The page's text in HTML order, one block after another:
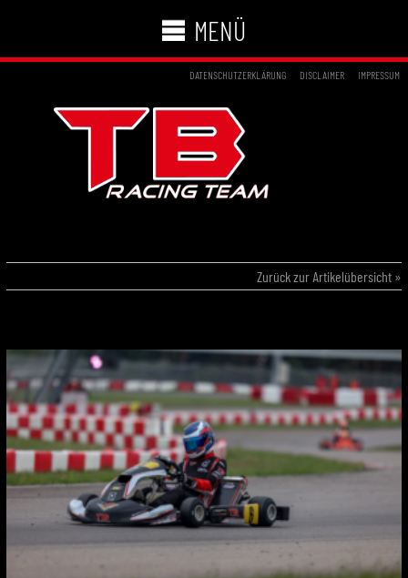
MENÜ
DATENSCHUTZERKLÄRUNG DISCLAIMER IMPRESSUM
Zurück zur Artikelübersicht »